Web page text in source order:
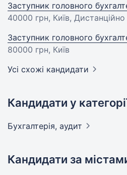
Заступник головного
40000 грн, Київ, Дистанційно
Заступник головного
80000 грн, Київ
Усі схожі кандидати
Кандидати у
Бухгалтерія, аудит
Кандидати за